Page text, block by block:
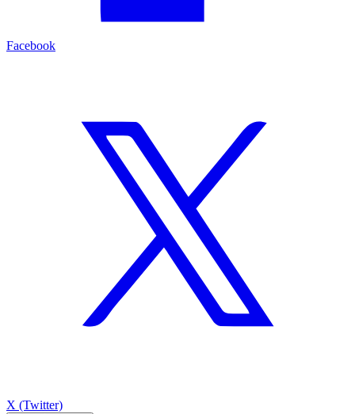
Facebook
X (Twitter)